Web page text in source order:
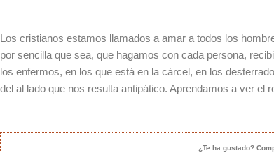
Los cristianos estamos llamados a amar a todos los
por sencilla que sea, que hagamos con cada persona,
los enfermos, en los que está en la cárcel, en los
del al lado que nos resulta antipático. Aprendamos a ver el
¿Te ha gustado?